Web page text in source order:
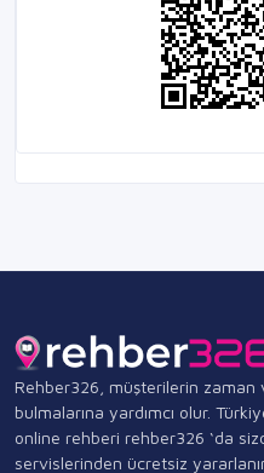
Rehber326, müşterilerin
bulmalarına yardımcı olur.
online rehberi rehber326 ‘da
servislerinden ücretsiz